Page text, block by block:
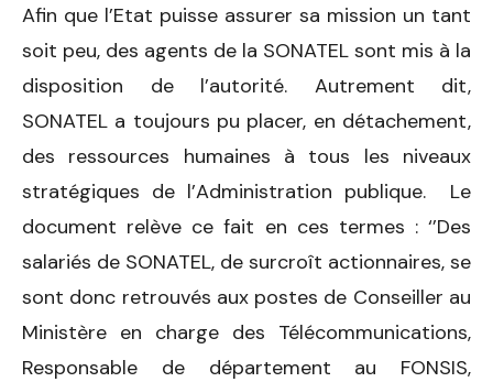
Afin que l’Etat puisse assurer sa mission un tant
soit peu, des agents de la SONATEL sont mis à la
disposition de l’autorité. Autrement dit,
SONATEL a toujours pu placer, en détachement,
des ressources humaines à tous les niveaux
stratégiques de l’Administration publique. Le
document relève ce fait en ces termes : ‘’Des
salariés de SONATEL, de surcroît actionnaires, se
sont donc retrouvés aux postes de Conseiller au
Ministère en charge des Télécommunications,
Responsable de département au FONSIS,